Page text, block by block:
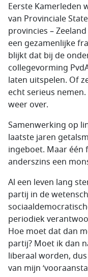
Eerste Kamerleden
van Provinciale
provincies –
een gezamenlijke
blijkt dat bij de
collegevorming
laten uitspelen. Of
echt serieus nemen.
weer over.
Samenwerking op
laatste jaren
ingeboet. Maar één
anderszins een
Al een leven lang
partij in de
periodiek
Hoe moet dat dan
partij? Moet ik dan
liberaal worden,
van mijn